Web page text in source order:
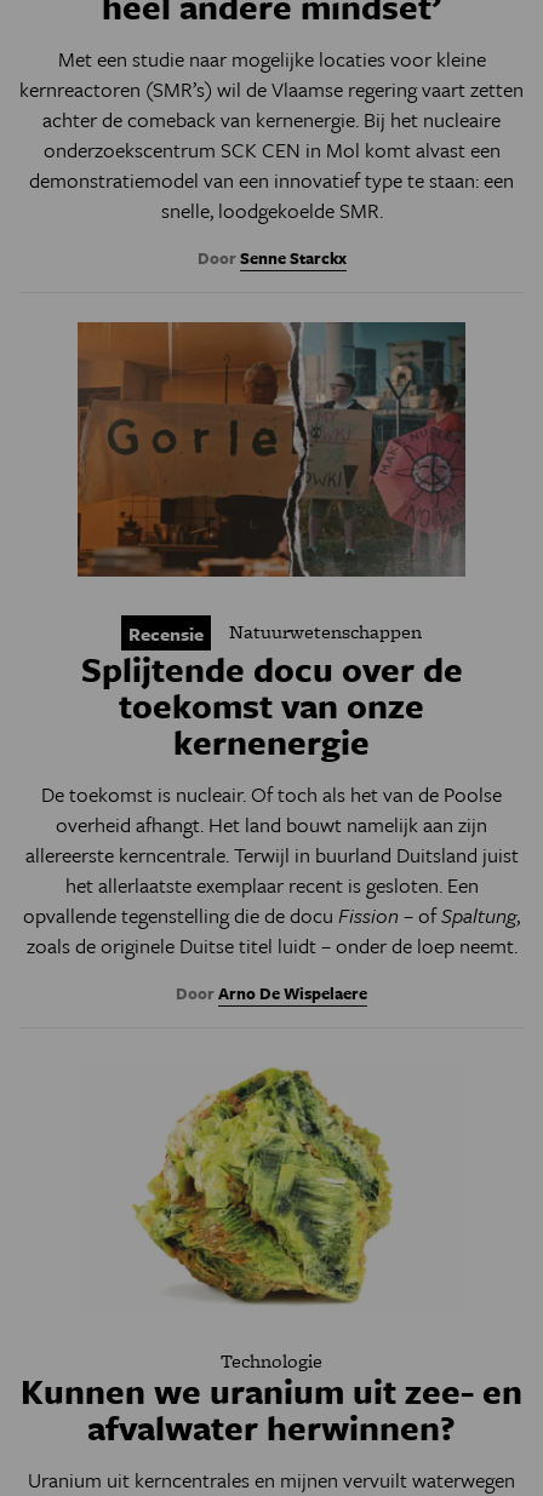
Met een studie naar mogelijke locaties voor kleine
kernreactoren (SMR’s) wil de Vlaamse regering vaart zetten
achter de comeback van kernenergie. Bij het nucleaire
onderzoekscentrum SCK CEN in Mol komt alvast een
demonstratiemodel van een innovatief type te staan: een
snelle, loodgekoelde SMR.
DoorSenne Starckx
Recensie Natuurwetenschappen
Splijtende docu over de
toekomst van onze
kernenergie
De toekomst is nucleair. Of toch als het van de Poolse
overheid afhangt. Het land bouwt namelijk aan zijn
allereerste kerncentrale. Terwijl in buurland Duitsland juist
het allerlaatste exemplaar recent is gesloten. Een
opvallende tegenstelling die de docu Fission– ofSpaltung,
zoals de originele Duitse titel luidt – onder de loep neemt.
DoorArno De Wispelaere
Technologie
Kunnen we uranium uit zee- en
afvalwater herwinnen?
Uranium uit kerncentrales en mijnen vervuilt waterwegen